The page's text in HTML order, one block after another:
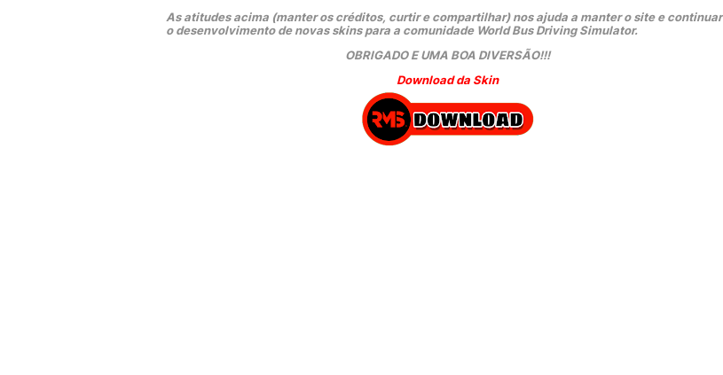
As atitudes acima (manter os créditos, curtir e compartilhar) nos ajuda a manter o site e continuar
o desenvolvimento de novas skins para a comunidade World Bus Driving Simulator.
OBRIGADO E UMA BOA DIVERSÃO!!!
Download da Skin